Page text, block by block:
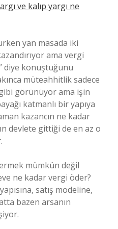
ve kalıp yargı ne
yan masada iki
ama vergi
diye konuştuğunu
müteahhitlik sadece
görünüyor ama işin
katmanlı bir yapıya
kazancın ne kadar
devlete gittiği de en az o
mümkün değil
ne kadar vergi öder?
satış modeline,
bazen arsanın